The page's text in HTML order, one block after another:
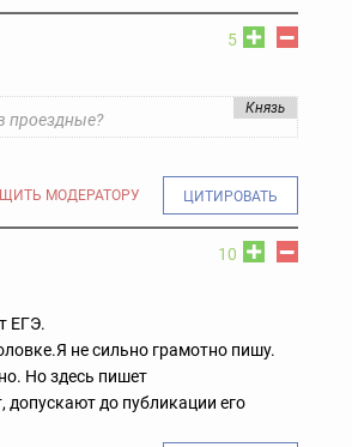
5
Князь
проездные?
МОДЕРАТОРУ ЦИТИРОВАТЬ
10
ЕГЭ.
Я не сильно грамотно пишу.
Но здесь пишет
до публикации его